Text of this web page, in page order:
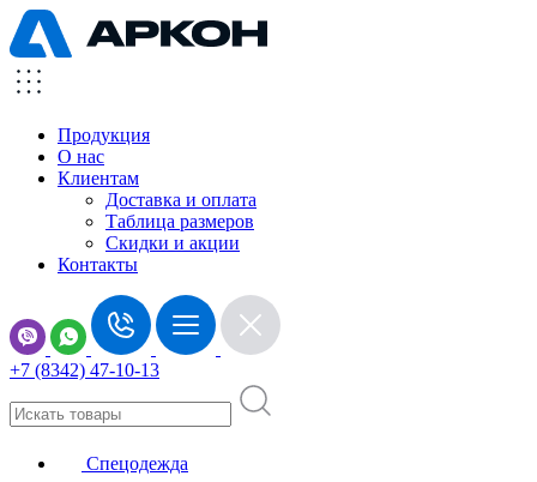
Продукция
О нас
Клиентам
Доставка и оплата
Таблица размеров
Скидки и акции
Контакты
+7 (8342) 47-10-13
Спецодежда